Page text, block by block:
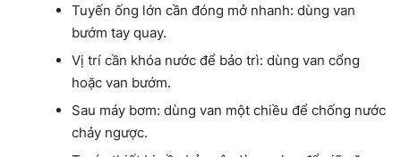
Tuyến ống lớn cần đóng mở nhanh: dùng van
bướm tay quay.
Vị trí cần khóa nước để bảo trì: dùng van cổng
hoặc van bướm.
Sau máy bơm: dùng van một chiều để chống nước
chảy ngược.